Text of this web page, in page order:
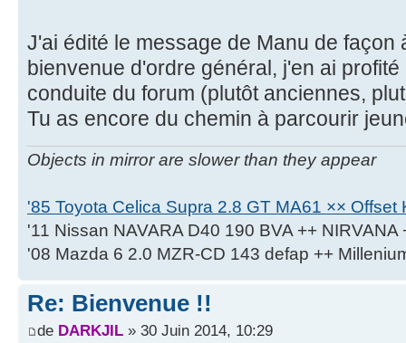
J'ai édité le message de Manu de façon
bienvenue d'ordre général, j'en ai
conduite du forum (plutôt anciennes,
Tu as encore du chemin à parcourir
Objects in mirror are slower than they appear
'85 Toyota Celica Supra 2.8 GT MA61 ×× Offset
'11 Nissan NAVARA D40 190 BVA ++ NIRVANA
'08 Mazda 6 2.0 MZR-CD 143 defap ++
Re: Bienvenue !!
de DARKJIL » 30 Juin 2014, 10:29